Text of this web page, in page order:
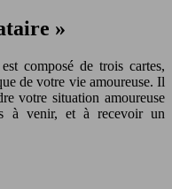
»
composé de trois cartes,
de votre vie amoureuse. Il
votre situation amoureuse
à venir, et à recevoir un